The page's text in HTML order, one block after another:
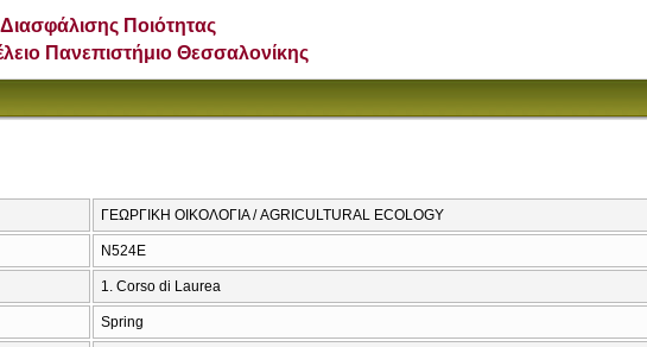
Ποιότητας
Πανεπιστήμιο Θεσσαλονίκης
ΓΕΩΡΓΙΚΗ ΟΙΚΟΛΟΓΙΑ / AGRICULTURAL ECOLOGY
Ν524Ε
1. Corso di Laurea
Spring